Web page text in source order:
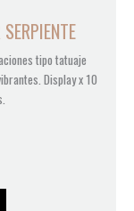
tipo tatuaje
Display x 10